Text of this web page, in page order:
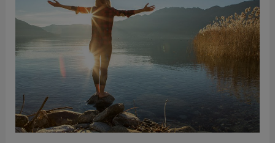
voegt
toe?